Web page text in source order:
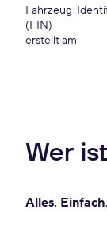
Fahrzeug-
(FIN)
erstellt am
Wer
Alles.